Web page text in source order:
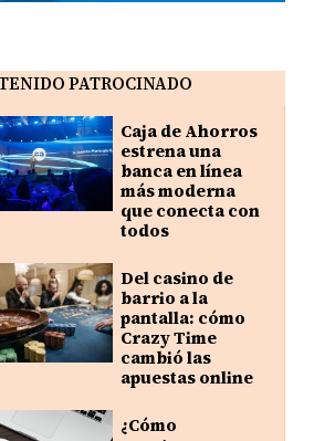
PATROCINADO
Caja de Ahorros
estrena una
banca en línea
más moderna
que conecta con
todos
Del casino de
barrio a la
pantalla: cómo
Crazy Time
cambió las
apuestas online
¿Cómo